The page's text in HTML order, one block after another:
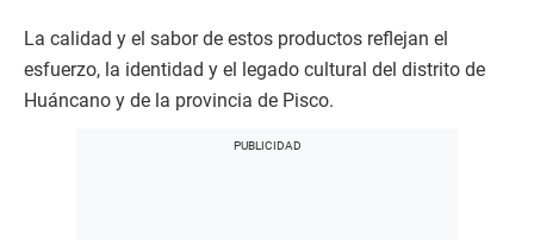
La calidad y el sabor de estos productos reflejan el
esfuerzo, la identidad y el legado cultural del distrito de
Huáncano y de la provincia de Pisco.